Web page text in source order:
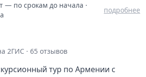
— по срокам до начала ·
подробнее
2ГИС · 65 отзывов
тур по Армении с